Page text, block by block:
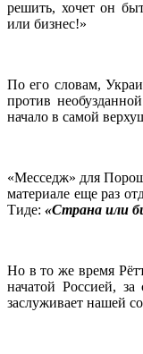
решить, хочет он
или бизнес!»
По его словам,
против
начало в самой
«Месседж» для
материале еще раз
Тиде: «Страна или
Но в то же время
начатой Россией,
заслуживает нашей